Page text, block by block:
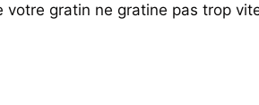
votre gratin ne gratine pas trop